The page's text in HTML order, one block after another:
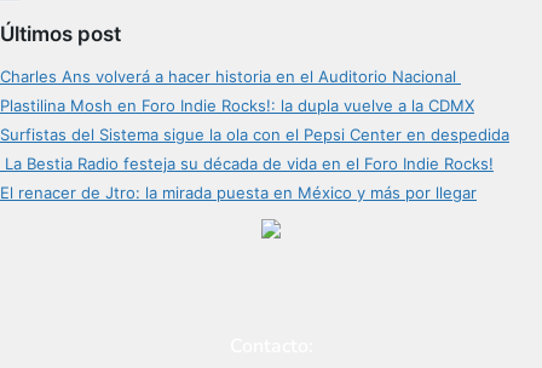
Últimos post
Charles Ans volverá a hacer historia en el Auditorio Nacional
Plastilina Mosh en Foro Indie Rocks!: la dupla vuelve a la CDMX
Surfistas del Sistema sigue la ola con el Pepsi Center en despedida
La Bestia Radio festeja su década de vida en el Foro Indie Rocks!
El renacer de Jtro: la mirada puesta en México y más por llegar